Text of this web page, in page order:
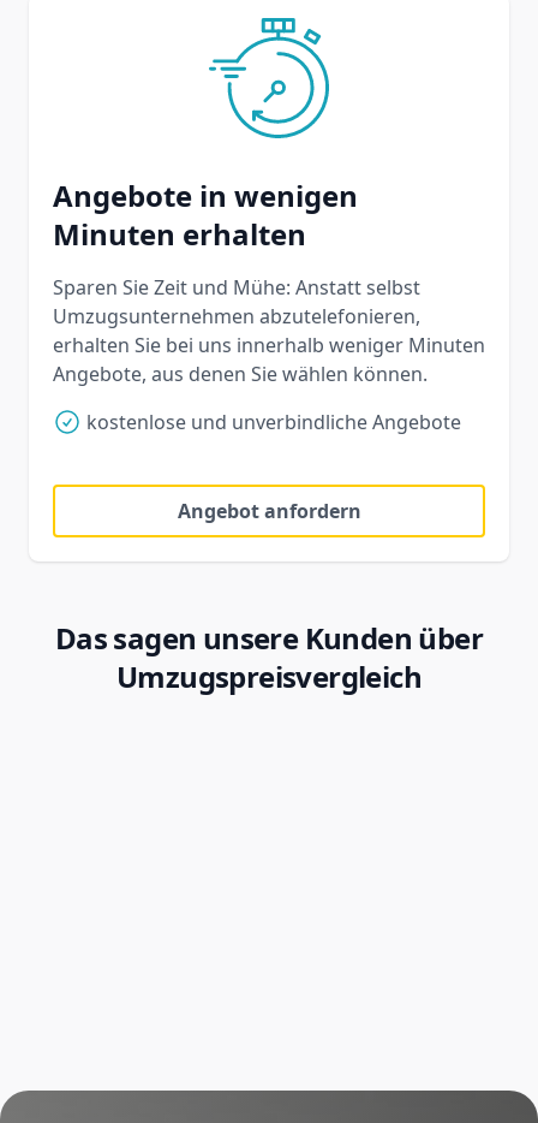
Angebote in wenigen
Minuten erhalten
Sparen Sie Zeit und Mühe: Anstatt selbst
Umzugsunternehmen abzutelefonieren,
erhalten Sie bei uns innerhalb weniger Minuten
Angebote, aus denen Sie wählen können.
kostenlose und unverbindliche Angebote
Angebot anfordern
Das sagen unsere Kunden über
Umzugspreisvergleich